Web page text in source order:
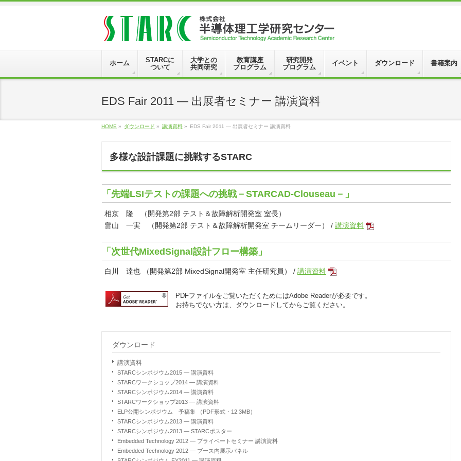
ホーム
STARCに
ついて
大学との
共同研究
教育講座
プログラム
研究開発
プログラム
イベント ダウンロード 書籍案内
EDS Fair 2011 ― 出展者セミナー 講演資料
HOME » ダウンロード » 講演資料 » EDS Fair 2011 ― 出展者セミナー 講演資料
多様な設計課題に挑戦するSTARC
「先端LSIテストの課題への挑戦－STARCAD-Clouseau－」
相京 隆 （開発第2部 テスト＆故障解析開発室 室長）
畠山 一実 （開発第2部 テスト＆故障解析開発室 チームリーダー） / 講演資料
「次世代MixedSignal設計フロー構築」
白川 達也 （開発第2部 MixedSignal開発室 主任研究員） / 講演資料
PDFファイルをご覧いただくためにはAdobe Readerが必要です。
お持ちでない方は、ダウンロードしてからご覧ください。
ダウンロード
講演資料
STARCシンポジウム2015 ― 講演資料
STARCワークショップ2014 ― 講演資料
STARCシンポジウム2014 ― 講演資料
STARCワークショップ2013 ― 講演資料
ELP公開シンポジウム 予稿集 （PDF形式・12.3MB）
STARCシンポジウム2013 ― 講演資料
STARCシンポジウム2013 ― STARCポスター
Embedded Technology 2012 ― プライベートセミナー 講演資料
Embedded Technology 2012 ― ブース内展示パネル